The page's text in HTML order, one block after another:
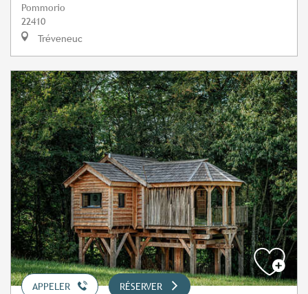
Pommorio
22410
Tréveneuc
APPELER RÉSERVER